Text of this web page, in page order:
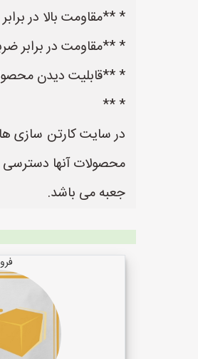
* **مقاومت بالا در
* **مقاومت در برابر
* **قابلیت دیدن
* **
در سایت کارتن سازی
جعبه می باشد.